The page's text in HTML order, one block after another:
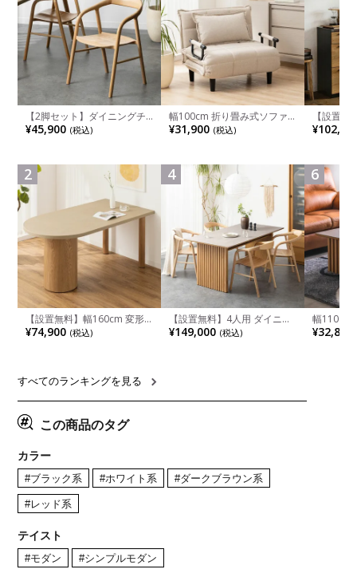
【2脚セット】ダイニングチ
ェア 木製 LUGA 肘付き チェ
ア 天然木 リビング椅子 板座
ュラル ブラウン 完成品
¥45,900 (税込)
2
【設置無料】幅160cm 変形
半円 ダイニングテーブル モ
ルタル風 LENAS コンクリー
リア風 グレージュ
¥74,900 (税込)
幅100cm 折り畳み式ソファ
ベッド コンパクト リクライ
ニング カウチスタイル 省ス
¥31,900 (税込)
4
【設置無料】4人用 ダイニン
グテーブルセット 5点 LUGA
セラミックテーブル おしゃれ
¥149,000 (税込)
【設置
チンカウ
板 引き出
れ ウッデ
ル グレー
6
幅110cm
木目調 リ
付き 長方
¥32,800
すべてのランキングを見る
この商品のタグ
カラー
#ブラック系 #ホワイト系 #ダークブラウン系
#レッド系
テイスト
#モダン #シンプルモダン